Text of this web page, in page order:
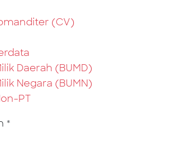
(CV)
Daerah (BUMD)
Negara (BUMN)
PT
*